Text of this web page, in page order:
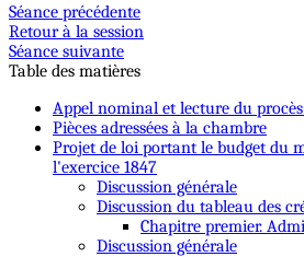
Séance précédente
Retour à la session
Séance suivante
Table des matières
Appel nominal et lecture du
Pièces adressées à la chambre
Projet de loi portant le budget du
l'exercice 1847
Discussion générale
Discussion du tableau des
Chapitre premier.
Discussion générale